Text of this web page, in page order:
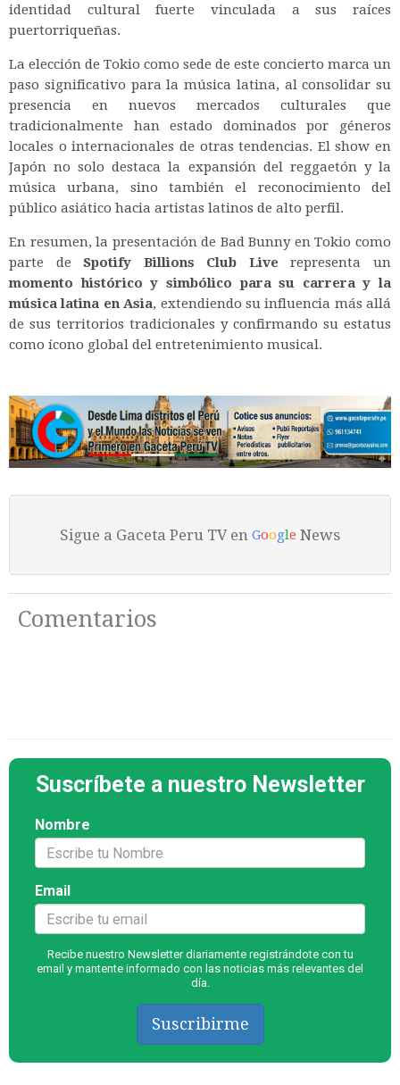
identidad cultural fuerte vinculada a sus raíces
puertorriqueñas.
La elección de Tokio como sede de este concierto marca un
paso significativo para la música latina, al consolidar su
presencia en nuevos mercados culturales que
tradicionalmente han estado dominados por géneros
locales o internacionales de otras tendencias. El show en
Japón no solo destaca la expansión del reggaetón y la
música urbana, sino también el reconocimiento del
público asiático hacia artistas latinos de alto perfil.
En resumen, la presentación de Bad Bunny en Tokio como
parte deSpotify Billions Club Live representa un
momento histórico y simbólico para su carrera y la
música latina en Asia, extendiendo su influencia más allá
de sus territorios tradicionales y confirmando su estatus
como ícono global del entretenimiento musical.
Sigue a Gaceta Peru TV en Google News
Comentarios
Suscríbete a nuestro Newsletter
Nombre
Email
Recibe nuestro Newsletter diariamente registrándote con tu
email y mantente informado con las noticias más relevantes del
día.
Suscribirme